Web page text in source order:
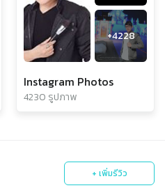
+4228
Instagram Photos
4230 รูปภาพ
+ เพิ่มรีวิว